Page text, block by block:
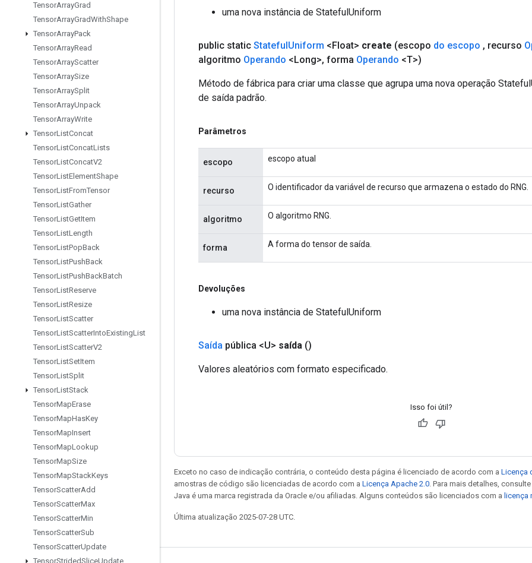
TensorArrayGrad
TensorArrayGradWithShape
TensorArrayPack
TensorArrayRead
TensorArrayScatter
TensorArraySize
TensorArraySplit
TensorArrayUnpack
TensorArrayWrite
TensorListConcat
TensorListConcatLists
TensorListConcatV2
TensorListElementShape
TensorListFromTensor
TensorListGather
TensorListGetItem
TensorListLength
TensorListPopBack
TensorListPushBack
TensorListPushBackBatch
TensorListReserve
TensorListResize
TensorListScatter
TensorListScatterIntoExistingList
TensorListScatterV2
TensorListSetItem
TensorListSplit
TensorListStack
TensorMapErase
TensorMapHasKey
TensorMapInsert
TensorMapLookup
TensorMapSize
TensorMapStackKeys
TensorScatterAdd
TensorScatterMax
TensorScatterMin
TensorScatterSub
TensorScatterUpdate
TensorStridedSliceUpdate
uma nova instância de StatefulUniform
public static StatefulUniform <Float> create (escopo do escopo , recurso
algoritmo Operando <Long>, forma Operando <T>)
Método de fábrica para criar uma classe que agrupa uma nova operação
de saída padrão.
Parâmetros
escopo escopo atual
recurso O identificador da variável de recurso que armazena o estado do RNG.
algoritmo O algoritmo RNG.
forma A forma do tensor de saída.
Devoluções
uma nova instância de StatefulUniform
Saída pública <U> saída ()
Valores aleatórios com formato especificado.
Isso foi útil?
Exceto no caso de indicação contrária, o conteúdo desta página é licenciado de acordo com a Licença
amostras de código são licenciadas de acordo com a Licença Apache 2.0 . Para mais detalhes,
Java é uma marca registrada da Oracle e/ou afiliadas. Alguns conteúdos são licenciados com a licença
Última atualização 2025-07-28 UTC.